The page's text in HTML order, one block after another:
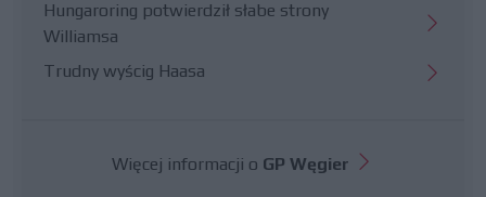
Hungaroring potwierdził słabe strony
Williamsa
Trudny wyścig Haasa
Więcej informacji o GP Węgier